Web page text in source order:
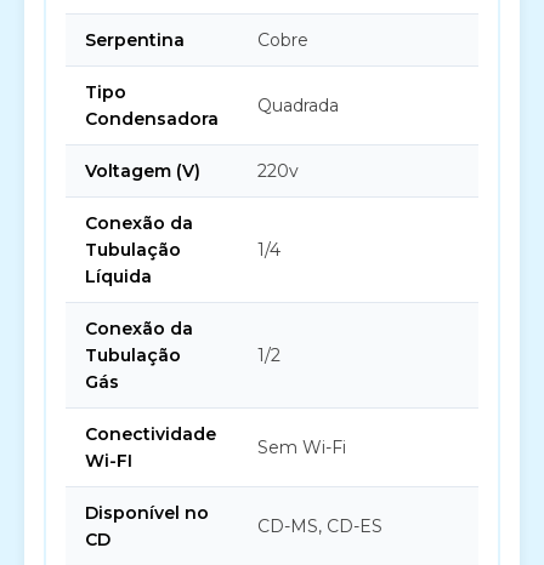
Serpentina Cobre
Tipo
Condensadora
Quadrada
Voltagem (V) 220v
Conexão da
Tubulação
Líquida
1/4
Conexão da
Tubulação
Gás
1/2
Conectividade
Wi-FI
Sem Wi-Fi
Disponível no
CD
CD-MS, CD-ES